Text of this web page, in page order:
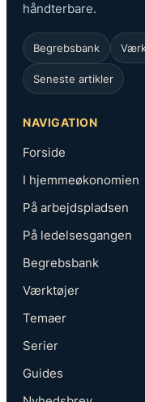
håndterbare.
Begrebsbank
Seneste artikler
NAVIGATION
Forside
I hjemmeøkonomien
På arbejdspladsen
På ledelsesgangen
Begrebsbank
Værktøjer
Temaer
Serier
Guides